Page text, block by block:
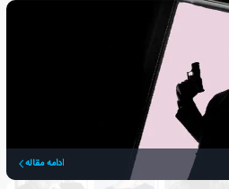
ادامه مقاله